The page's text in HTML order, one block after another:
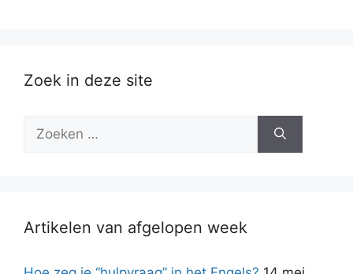
Zoek in deze site
Zoek
Artikelen van afgelopen week